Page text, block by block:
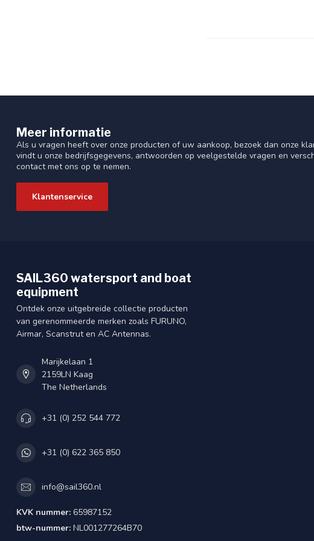
Meer informatie
Als u vragen heeft over onze producten of uw aankoop, bezoek dan onze
vindt u onze bedrijfsgegevens, antwoorden op veelgestelde vragen en
contact met ons op te nemen.
Klantenservice
SAIL360 watersport and boat
equipment
Ontdek onze uitgebreide collectie producten
van gerenommeerde merken zoals FURUNO,
Airmar, Scanstrut en AC Antennas.
Marijkelaan 1
2159LN Kaag
The Netherlands
+31 (0) 252 544 772
+31 (0) 622 365 850
info@sail360.nl
KVK nummer: 65987152
btw-nummer: NL001277264B70